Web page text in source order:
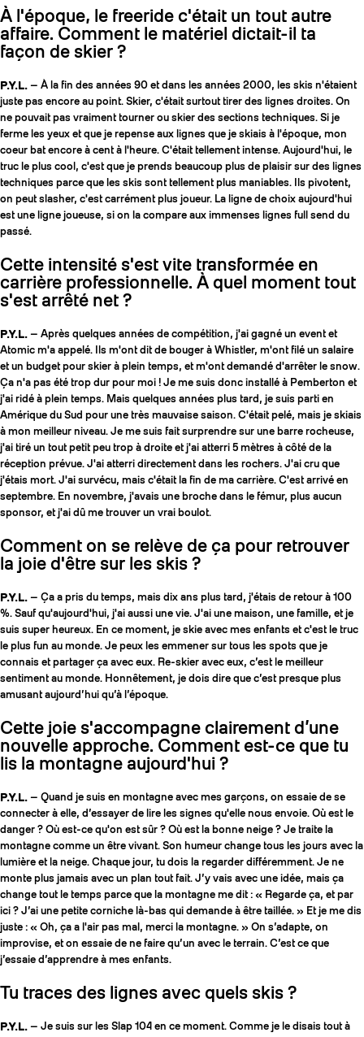
À l'époque, le freeride c'était un tout autre
affaire. Comment le matériel dictait-il ta
façon de skier ?
P.Y.L. — À la fin des années 90 et dans les années 2000, les skis n'étaient
juste pas encore au point. Skier, c'était surtout tirer des lignes droites. On
ne pouvait pas vraiment tourner ou skier des sections techniques. Si je
ferme les yeux et que je repense aux lignes que je skiais à l'époque, mon
coeur bat encore à cent à l'heure. C'était tellement intense. Aujourd'hui, le
truc le plus cool, c'est que je prends beaucoup plus de plaisir sur des lignes
techniques parce que les skis sont tellement plus maniables. Ils pivotent,
on peut slasher, c'est carrément plus joueur. La ligne de choix aujourd'hui
est une ligne joueuse, si on la compare aux immenses lignes full send du
passé.
Cette intensité s'est vite transformée en
carrière professionnelle. À quel moment tout
s'est arrêté net ?
P.Y.L. — Après quelques années de compétition, j'ai gagné un event et
Atomic m'a appelé. Ils m'ont dit de bouger à Whistler, m'ont filé un salaire
et un budget pour skier à plein temps, et m'ont demandé d'arrêter le snow.
Ça n'a pas été trop dur pour moi ! Je me suis donc installé à Pemberton et
j'ai ridé à plein temps. Mais quelques années plus tard, je suis parti en
Amérique du Sud pour une très mauvaise saison. C'était pelé, mais je skiais
à mon meilleur niveau. Je me suis fait surprendre sur une barre rocheuse,
j'ai tiré un tout petit peu trop à droite et j'ai atterri 5 mètres à côté de la
réception prévue. J'ai atterri directement dans les rochers. J'ai cru que
j'étais mort. J'ai survécu, mais c'était la fin de ma carrière. C'est arrivé en
septembre. En novembre, j'avais une broche dans le fémur, plus aucun
sponsor, et j'ai dû me trouver un vrai boulot.
Comment on se relève de ça pour retrouver
la joie d'être sur les skis ?
P.Y.L. — Ça a pris du temps, mais dix ans plus tard, j'étais de retour à 100
%. Sauf qu'aujourd'hui, j'ai aussi une vie. J'ai une maison, une famille, et je
suis super heureux. En ce moment, je skie avec mes enfants et c'est le truc
le plus fun au monde. Je peux les emmener sur tous les spots que je
connais et partager ça avec eux. Re-skier avec eux, c’est le meilleur
sentiment au monde. Honnêtement, je dois dire que c’est presque plus
amusant aujourd’hui qu’à l’époque.
Cette joie s'accompagne clairement d’une
nouvelle approche. Comment est-ce que tu
lis la montagne aujourd'hui ?
P.Y.L. — Quand je suis en montagne avec mes garçons, on essaie de se
connecter à elle, d’essayer de lire les signes qu'elle nous envoie. Où est le
danger ? Où est-ce qu'on est sûr ? Où est la bonne neige ? Je traite la
montagne comme un être vivant. Son humeur change tous les jours avec la
lumière et la neige. Chaque jour, tu dois la regarder différemment. Je ne
monte plus jamais avec un plan tout fait. J’y vais avec une idée, mais ça
change tout le temps parce que la montagne me dit : « Regarde ça, et par
ici ? J’ai une petite corniche là-bas qui demande à être taillée. » Et je me dis
juste : « Oh, ça a l'air pas mal, merci la montagne. » On s’adapte, on
improvise, et on essaie de ne faire qu’un avec le terrain. C’est ce que
j’essaie d’apprendre à mes enfants.
Tu traces des lignes avec quels skis ?
P.Y.L. — Je suis sur les Slap 104 en ce moment. Comme je le disais tout à